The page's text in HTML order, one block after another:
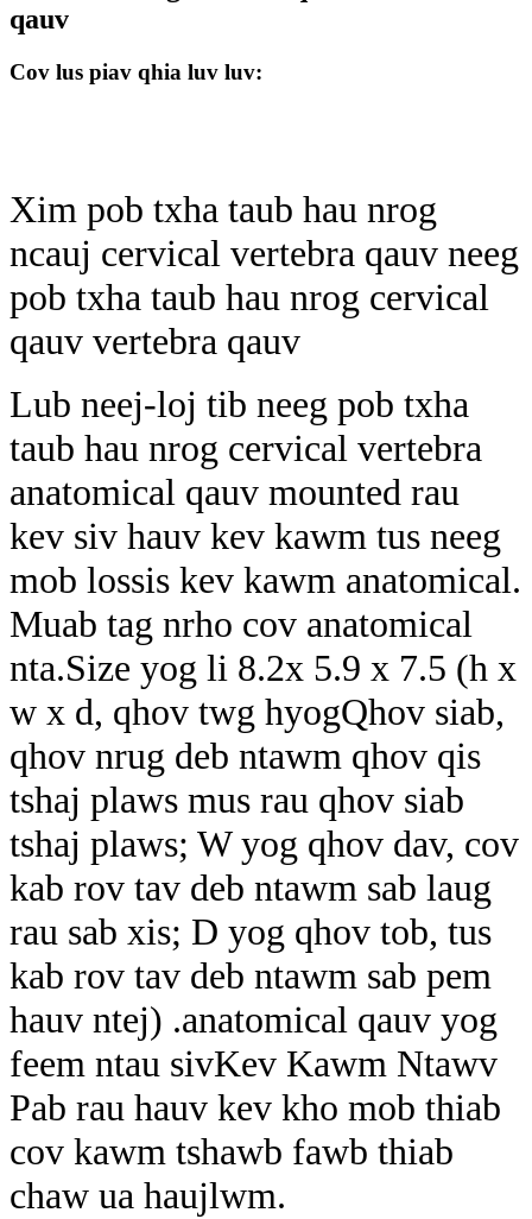
qauv
Cov lus piav qhia luv luv:
Xim pob txha taub hau nrog
ncauj cervical vertebra qauv neeg
pob txha taub hau nrog cervical
qauv vertebra qauv
Lub neej-loj tib neeg pob txha
taub hau nrog cervical vertebra
anatomical qauv mounted rau
kev siv hauv kev kawm tus neeg
mob lossis kev kawm anatomical.
Muab tag nrho cov anatomical
nta.Size yog li 8.2x 5.9 x 7.5 (h x
w x d, qhov twg hyogQhov siab,
qhov nrug deb ntawm qhov qis
tshaj plaws mus rau qhov siab
tshaj plaws; W yog qhov dav, cov
kab rov tav deb ntawm sab laug
rau sab xis; D yog qhov tob, tus
kab rov tav deb ntawm sab pem
hauv ntej) .anatomical qauv yog
feem ntau sivKev Kawm Ntawv
Pab rau hauv kev kho mob thiab
cov kawm tshawb fawb thiab
chaw ua haujlwm.